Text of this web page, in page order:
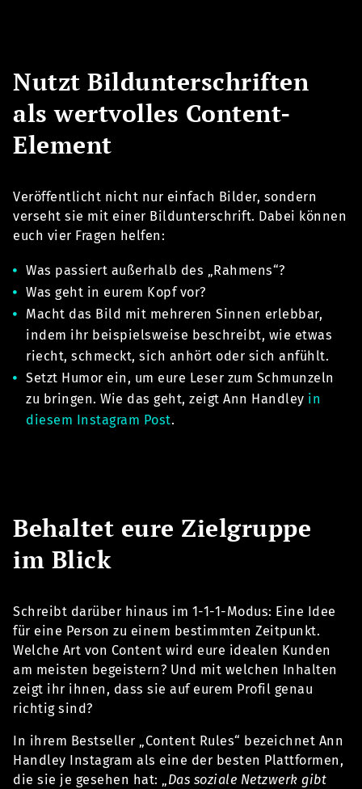
Nutzt Bildunterschriften
als wertvolles Content-
Element
Veröffentlicht nicht nur einfach Bilder, sondern
verseht sie mit einer Bildunterschrift. Dabei können
euch vier Fragen helfen:
Was passiert außerhalb des „Rahmens“?
Was geht in eurem Kopf vor?
Macht das Bild mit mehreren Sinnen erlebbar,
indem ihr beispielsweise beschreibt, wie etwas
riecht, schmeckt, sich anhört oder sich anfühlt.
Setzt Humor ein, um eure Leser zum Schmunzeln
zu bringen. Wie das geht, zeigt Ann Handley in
diesem Instagram Post.
Behaltet eure Zielgruppe
im Blick
Schreibt darüber hinaus im 1-1-1-Modus: Eine Idee
für eine Person zu einem bestimmten Zeitpunkt.
Welche Art von Content wird eure idealen Kunden
am meisten begeistern? Und mit welchen Inhalten
zeigt ihr ihnen, dass sie auf eurem Profil genau
richtig sind?
In ihrem Bestseller „Content Rules“ bezeichnet Ann
Handley Instagram als eine der besten Plattformen,
die sie je gesehen hat: „Das soziale Netzwerk gibt